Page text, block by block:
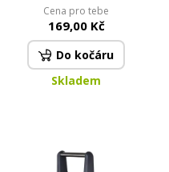
Cena pro tebe
169,00 Kč
Do kočáru
Skladem